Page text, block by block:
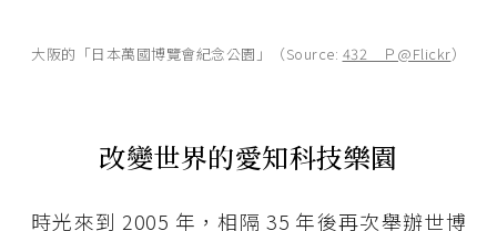
大阪的「日本萬國博覽會紀念公園」（Source: 432＿Ｐ@Flickr）
改變世界的愛知科技樂園
時光來到 2005 年，相隔 35 年後再次舉辦世博